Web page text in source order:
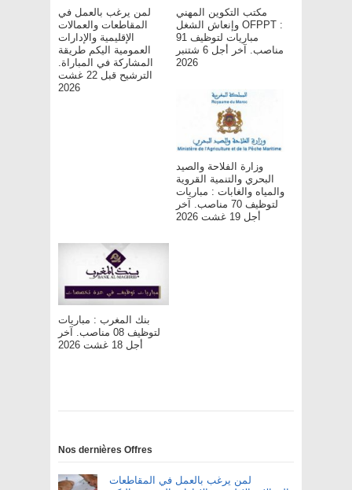
لمن يرغب بالعمل في
المقاطعات والعمالات
الإقليمية والإدارات
العمومية اليكم طريقة
المشاركة في المباراة.
الترشيح قبل 22 غشت
2026
مكتب التكوين المهني
وإنعاش الشغل OFPPT :
مباريات لتوظيف 91
مناصب. آخر أجل 6 شتنبر
2026
وزارة الفلاحة والصيد
البحري والتنمية القروية
والمياه والغابات : مباريات
لتوظيف 70 مناصب. آخر
أجل 19 غشت 2026
بنك المغرب : مباريات
لتوظيف 08 مناصب. آخر
أجل 18 غشت 2026
Nos dernières Offres
لمن يرغب بالعمل في المقاطعات